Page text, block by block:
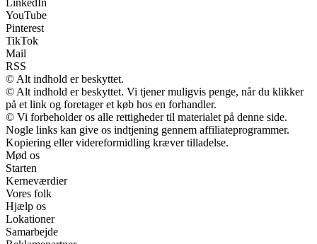
YouTube
Pinterest
TikTok
Mail
RSS
© Alt indhold er beskyttet.
© Alt indhold er beskyttet. Vi tjener muligvis penge, når du klikker
på et link og foretager et køb hos en forhandler.
© Vi forbeholder os alle rettigheder til materialet på denne side.
Nogle links kan give os indtjening gennem affiliateprogrammer.
Kopiering eller videreformidling kræver tilladelse.
Mød os
Starten
Kerneværdier
Vores folk
Hjælp os
Lokationer
Samarbejde